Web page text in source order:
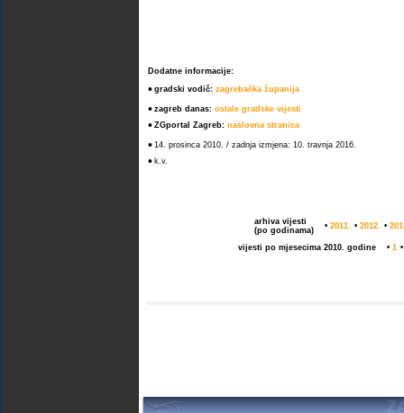
Dodatne informacije:
• gradski vodič: zagrebačka županija
• zagreb danas: ostale gradske vijesti
• ZGportal Zagreb: naslovna stranica
• 14. prosinca 2010. / zadnja izmjena: 10. travnja 2016.
• k.v.
arhiva vijesti
(po godinama)
• 2011. • 2012. •
vijesti po mjesecima 2010. godine • 1